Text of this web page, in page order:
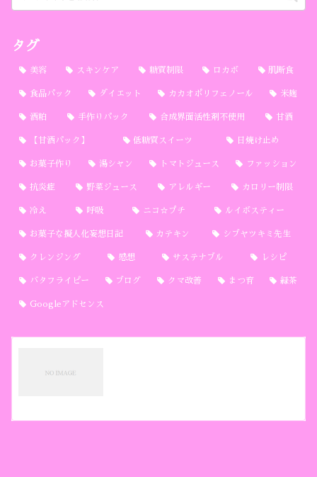
タグ
美容 スキンケア 糖質制限 ロカボ 肌断食
食品パック ダイエット カカオポリフェノール 米麹
酒粕 手作りパック 合成界面活性剤不使用 甘酒
【甘酒パック】 低糖質スイーツ 日焼け止め
お菓子作り 湯シャン トマトジュース ファッション
抗炎症 野菜ジュース アレルギー カロリー制限
冷え 呼吸 ニコ☆プチ ルイボスティー
お菓子な擬人化妄想日記 カテキン シブヤツキミ先生
クレンジング 感想 サステナブル レシピ
バタフライピー ブログ クマ改善 まつ育 緑茶
Googleアドセンス